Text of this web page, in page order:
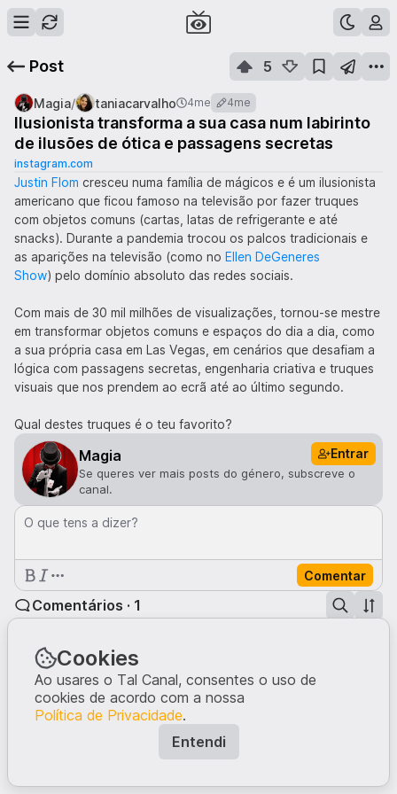
Post 5
Magia/ taniacarvalho 4me 4me
Ilusionista transforma a sua casa num labirinto
de ilusões de ótica e passagens secretas
instagram.com
Justin Flom cresceu numa família de mágicos e é um ilusionista
americano que ficou famoso na televisão por fazer truques
com objetos comuns (cartas, latas de refrigerante e até
snacks). Durante a pandemia trocou os palcos tradicionais e
as aparições na televisão (como no Ellen DeGeneres
Show) pelo domínio absoluto das redes sociais.
Com mais de 30 mil milhões de visualizações, tornou-se mestre
em transformar objetos comuns e espaços do dia a dia, como
a sua própria casa em Las Vegas, em cenários que desafiam a
lógica com passagens secretas, engenharia criativa e truques
visuais que nos prendem ao ecrã até ao último segundo.
Qual destes truques é o teu favorito?
Magia Entrar
Se queres ver mais posts do género, subscreve o
canal.
O que tens a dizer?
Comentar
Comentários · 1
Viver numa casa assim é uma loucura... mas adorei o vídeo.
Quando pensas que já acabou, vem outra coisa aleatória.
1
Cookies
Ao usares o Tal Canal, consentes o uso de
cookies de acordo com a nossa
Política de Privacidade.
Entendi